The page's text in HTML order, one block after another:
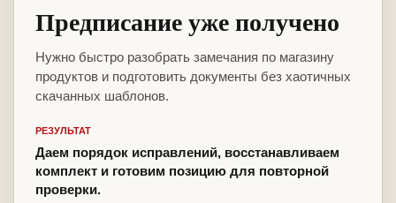
Предписание уже получено
Нужно быстро разобрать замечания по магазину
продуктов и подготовить документы без хаотичных
скачанных шаблонов.
РЕЗУЛЬТАТ
Даем порядок исправлений, восстанавливаем
комплект и готовим позицию для повторной
проверки.